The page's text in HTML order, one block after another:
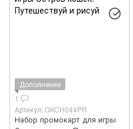
Дополнение
1
Артикул: GKCH044PR
Набор промокарт для игры